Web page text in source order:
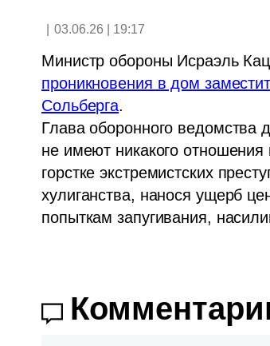
03.06.26 | 19:17
Министр обороны Исраэль
проникновения в дом
Сольберга.
Глава оборонного
не имеют никакого
горстке экстремистских
хулиганства, нанося ущерб
попыткам запугивания,